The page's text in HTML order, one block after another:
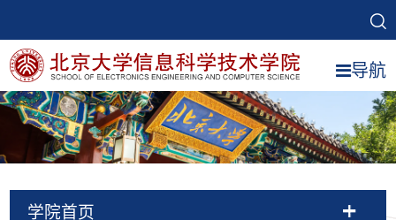
导航
学院首页